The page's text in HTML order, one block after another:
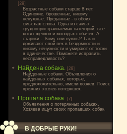
[29]
Возрастные собаки старше 8 лет.
Одинокие, брошенные, никому
ненужные. Преданные - в обоих
смыслах слова. Одна из самых
труднопристраиваемых категорий, все
хотят щенков и молодых собачек. А
старики... Кому они нужны? Так и
доживают свой век в бездомности и
никому ненужности и умирают от тоски
в одиночестве. Поможете исправить
несправедливость?
Найдена собака. [28]
Найденные собаки. Объявления о
найденных собаках, которые,
предположительно, имели хозяев. Поиск
прежних хозяев потеряшек.
Пропала собака. [7]
Объявления о потерянных собаках.
Хозяева ищут своих пропавших собак.
В ДОБРЫЕ РУКИ!